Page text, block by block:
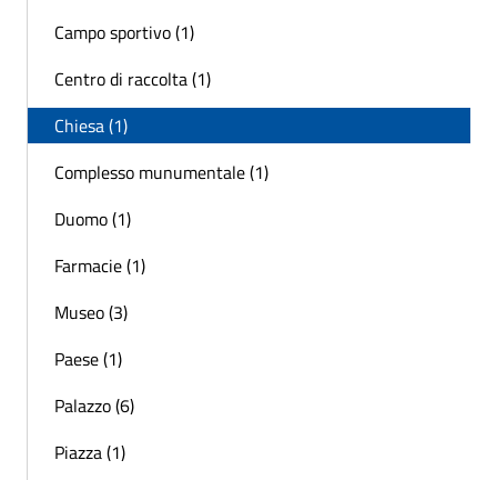
Campo sportivo (1)
Centro di raccolta (1)
Chiesa (1)
Complesso munumentale (1)
Duomo (1)
Farmacie (1)
Museo (3)
Paese (1)
Palazzo (6)
Piazza (1)